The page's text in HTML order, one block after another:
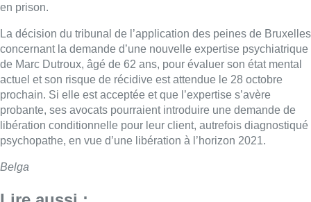
en prison.
La décision du tribunal de l’application des peines de Bruxelles
concernant la demande d’une nouvelle expertise psychiatrique
de Marc Dutroux, âgé de 62 ans, pour évaluer son état mental
actuel et son risque de récidive est attendue le 28 octobre
prochain. Si elle est acceptée et que l’expertise s’avère
probante, ses avocats pourraient introduire une demande de
libération conditionnelle pour leur client, autrefois diagnostiqué
psychopathe, en vue d’une libération à l’horizon 2021.
Belga